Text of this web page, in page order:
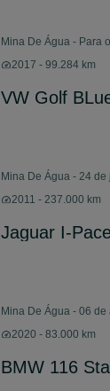
Mina De Água - Para
2017 - 99.284 km
VW Golf
Mina De Água - 24
2011 - 237.000 km
Jaguar I-
Mina De Água - 06
2020 - 83.000 km
BMW 116